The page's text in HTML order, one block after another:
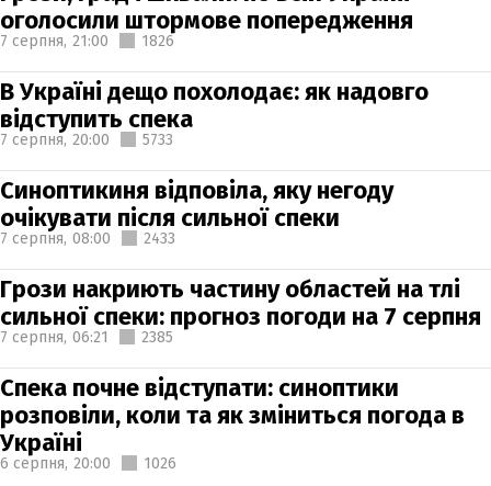
оголосили штормове попередження
7 серпня, 21:00 1826
В Україні дещо похолодає: як надовго
відступить спека
7 серпня, 20:00 5733
Синоптикиня відповіла, яку негоду
очікувати після сильної спеки
7 серпня, 08:00 2433
Грози накриють частину областей на тлі
сильної спеки: прогноз погоди на 7 серпня
7 серпня, 06:21 2385
Спека почне відступати: синоптики
розповіли, коли та як зміниться погода в
Україні
6 серпня, 20:00 1026